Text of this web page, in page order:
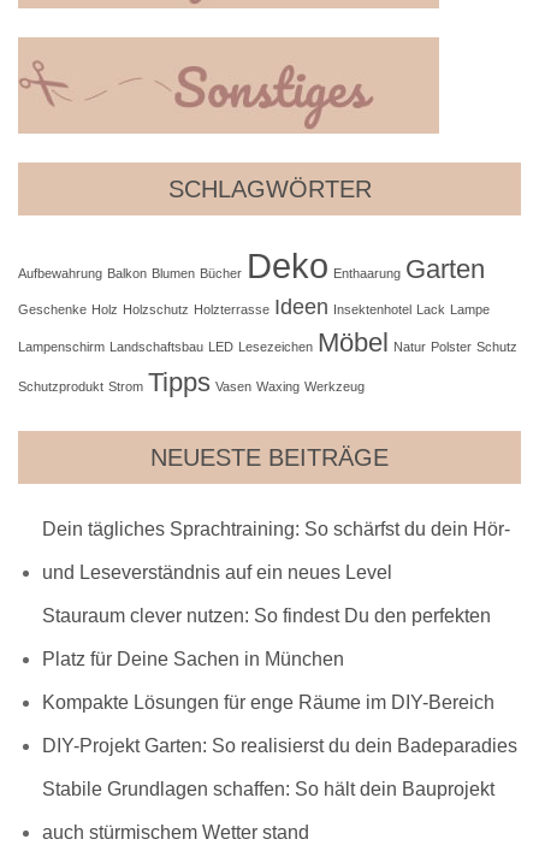
SCHLAGWÖRTER
Aufbewahrung Balkon Blumen Bücher Deko Enthaarung Garten
Geschenke Holz Holzschutz Holzterrasse Ideen Insektenhotel Lack Lampe
Lampenschirm Landschaftsbau LED Lesezeichen Möbel Natur Polster Schutz
Schutzprodukt Strom Tipps Vasen Waxing Werkzeug
NEUESTE BEITRÄGE
Dein tägliches Sprachtraining: So schärfst du dein Hör-
und Leseverständnis auf ein neues Level
Stauraum clever nutzen: So findest Du den perfekten
Platz für Deine Sachen in München
Kompakte Lösungen für enge Räume im DIY-Bereich
DIY-Projekt Garten: So realisierst du dein Badeparadies
Stabile Grundlagen schaffen: So hält dein Bauprojekt
auch stürmischem Wetter stand